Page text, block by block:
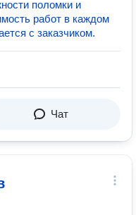
поломки и
работ в каждом
с заказчиком.
Чат